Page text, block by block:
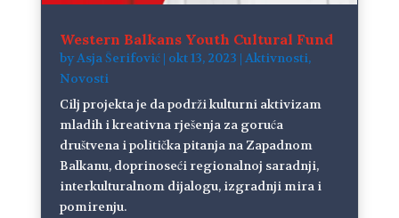
Western Balkans Youth Cultural Fund
byAsja Šerifović| okt 13, 2023 | Aktivnosti,
Novosti
Cilj projekta je da podrži kulturni aktivizam
mladih i kreativna rješenja za goruća
društvena i politička pitanja na Zapadnom
Balkanu, doprinoseći regionalnoj saradnji,
interkulturalnom dijalogu, izgradnji mira i
pomirenju.